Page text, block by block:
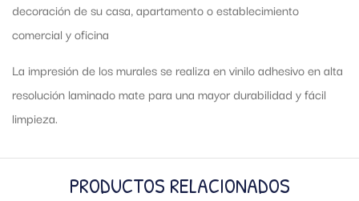
decoración de su casa, apartamento o establecimiento
comercial y oficina
La impresión de los murales se realiza en vinilo adhesivo en alta
resolución laminado mate para una mayor durabilidad y fácil
limpieza.
PRODUCTOS RELACIONADOS